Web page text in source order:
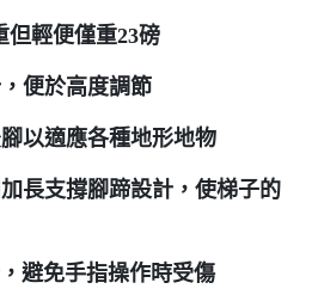
但輕便僅重23磅
便於高度調節
以適應各種地形地物
長支撐腳蹄設計，使梯子的
避免手指操作時受傷